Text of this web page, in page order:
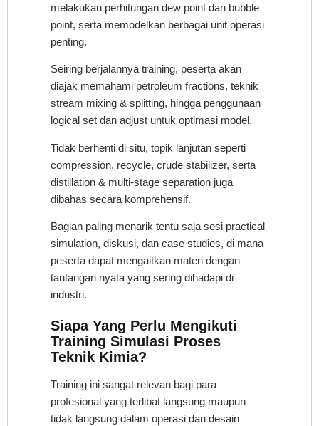
melakukan perhitungan dew point dan bubble
point, serta memodelkan berbagai unit operasi
penting.
Seiring berjalannya training, peserta akan
diajak memahami petroleum fractions, teknik
stream mixing & splitting, hingga penggunaan
logical set dan adjust untuk optimasi model.
Tidak berhenti di situ, topik lanjutan seperti
compression, recycle, crude stabilizer, serta
distillation & multi-stage separation juga
dibahas secara komprehensif.
Bagian paling menarik tentu saja sesi practical
simulation, diskusi, dan case studies, di mana
peserta dapat mengaitkan materi dengan
tantangan nyata yang sering dihadapi di
industri.
Siapa Yang Perlu Mengikuti
Training Simulasi Proses
Teknik Kimia?
Training ini sangat relevan bagi para
profesional yang terlibat langsung maupun
tidak langsung dalam operasi dan desain